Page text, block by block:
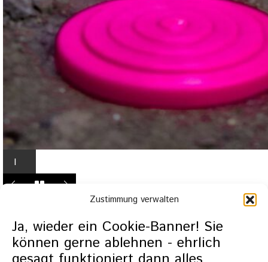
Zustimmung verwalten
Ja, wieder ein Cookie-Banner! Sie
können gerne ablehnen - ehrlich
I
n
g
h
t